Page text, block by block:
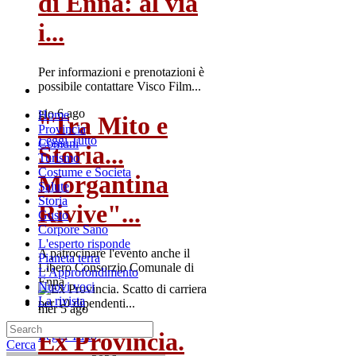
i...
Per informazioni e prenotazioni è
possibile contattare Visco Film...
gio 6 ago
Leggi Tutto
"Tra Mito e
Storia...
Morgantina
Rivive"...
A patrocinare l'evento anche il
Libero Consorzio Comunale di
Enna
mer 5 ago
Leggi Tutto
Ex Provincia.
Home
Provincia
Comuni
Turismo
Costume e Societa
Salute
Storia
Gusto
Corpore Sano
L'esperto risponde
Pianeta terra
L'Approfondimento
Nuovi voci
La rivista
Cerca